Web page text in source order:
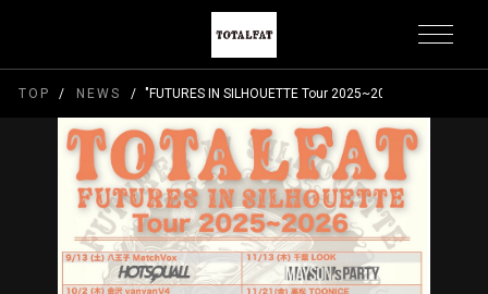
TOP NEWS "FUTURES IN SILHOUETTE Tour 2025~2026" 9/21(日)